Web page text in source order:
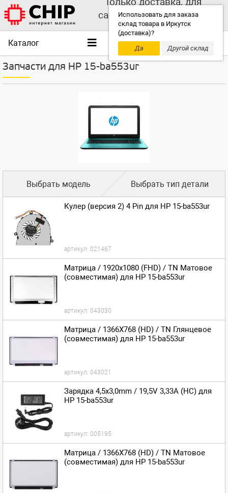
Использовать для заказа
склад товара в Иркутск
(доставка)?
Да
Другой склад
самовывоза выбирайте
другой склад!
Каталог
Запчасти для HP 15-ba553ur
Выбрать модель Выбрать тип детали
Кулер (версия 2) 4 Pin для HP 15-ba553ur
артикул: 021467
Матрица / 1920x1080 (FHD) / TN Матовое
(совместимая) для HP 15-ba553ur
артикул: 043030
Матрица / 1366X768 (HD) / TN Глянцевое
(совместимая) для HP 15-ba553ur
артикул: 043021
Зарядка 4,5x3,0mm / 19,5V 3,33A (HC) для
HP 15-ba553ur
артикул: 005195
Матрица / 1366X768 (HD) / TN Матовое
(совместимая) для HP 15-ba553ur